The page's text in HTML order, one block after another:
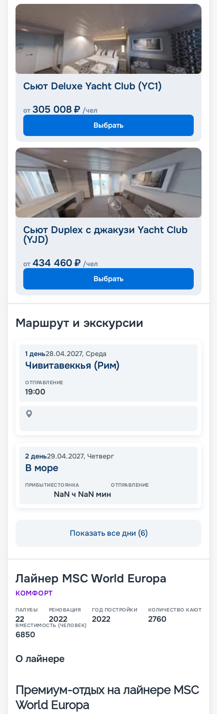
Сьют Deluxe Yacht Club (YC1)
от 305 008 ₽ /чел
Выбрать
Сьют Duplex с джакузи Yacht Club
(YJD)
от 434 460 ₽ /чел
Выбрать
Маршрут и экскурсии
1 день28.04.2027, Среда
Чивитавеккья (Рим)
ОТПРАВЛЕНИЕ
19:00
2 день29.04.2027, Четверг
В море
ПРИБЫТИЕСТОЯНКА
NaN ч NaN мин
ОТПРАВЛЕНИЕ
Показать все дни (6)
Лайнер MSC World Europa
КОМФОРТ
ПАЛУБЫ
22
РЕНОВАЦИЯ
2022
ГОД ПОСТРОЙКИ
2022
КОЛИЧЕСТВО КАЮТ
2760
ВМЕСТИМОСТЬ (ЧЕЛОВЕК)
6850
О лайнере
Премиум-отдых на лайнере MSC
World Europa